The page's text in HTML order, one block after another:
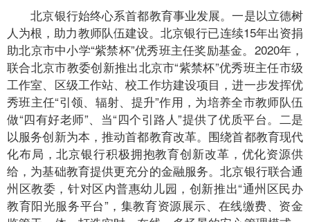
北京银行始终心系首都教育事业发展。一是以立德树
人为根，助力教师队伍建设。北京银行已连续15年出资捐
助北京市中小学“紫禁杯”优秀班主任奖励基金。2020年，
联合北京市教委创新推出北京市“紫禁杯”优秀班主任市级
工作室、区级工作站、校工作坊建设项目，进一步发挥优
秀班主任“引领、辐射、提升”作用，为培养全市教师队伍
做“四有好老师”、当“四个引路人”提供了优质平台。二是
以服务创新为本，推动首都教育改革。围绕首都教育现代
化布局，北京银行积极拥抱教育创新改革，优化资源供
给，为基础教育提供更充分的金融服务。北京银行联合通
州区教委，针对区内普惠幼儿园，创新推出“通州区民办
教育阳光服务平台”，集教育资源展示、在线缴费、资金